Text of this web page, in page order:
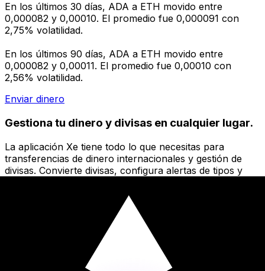
En los últimos 30 días, ADA a ETH movido entre
0,000082 y 0,00010. El promedio fue 0,000091 con
2,75% volatilidad.
En los últimos 90 días, ADA a ETH movido entre
0,000082 y 0,00011. El promedio fue 0,00010 con
2,56% volatilidad.
Enviar dinero
Gestiona tu dinero y divisas en cualquier lugar.
La aplicación Xe tiene todo lo que necesitas para
transferencias de dinero internacionales y gestión de
divisas. Convierte divisas, configura alertas de tipos y